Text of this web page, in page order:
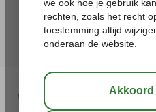
05:00 aug 34°C